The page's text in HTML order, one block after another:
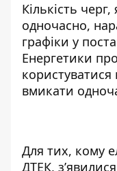
Кількість
одночасно,
графіки у
Енергетики
вмикати
Для тих, кому
ДТЕК, з’явилися